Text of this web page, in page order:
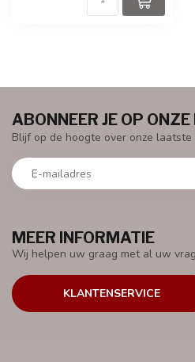
MEER INFORMATIE
Wij helpen uw graag met al uw
KLANTENSERVICE
ABONNEER JE OP
Blijf op de hoogte over onze laatste